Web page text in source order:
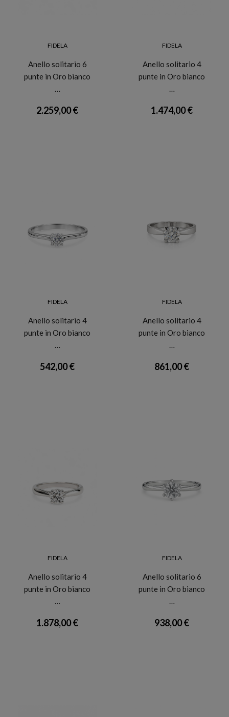
FIDELA
Anello solitario 6
punte in Oro bianco
…
2.259,00 €
FIDELA
Anello solitario 4
punte in Oro bianco
…
1.474,00 €
FIDELA
Anello solitario 4
punte in Oro bianco
…
542,00 €
FIDELA
Anello solitario 4
punte in Oro bianco
…
861,00 €
FIDELA
Anello solitario 4
punte in Oro bianco
…
1.878,00 €
FIDELA
Anello solitario 6
punte in Oro bianco
…
938,00 €